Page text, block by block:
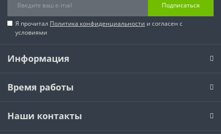
Подписаться
Я прочитал Политика конфиденциальности и согласен с
условиями
Информация
Время работы
Наши контакты